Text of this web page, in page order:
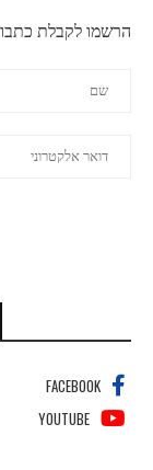
הרשמו לקבלת
FACEBOOK
YOUTUBE